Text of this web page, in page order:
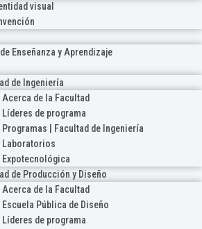
visual
Enseñanza y Aprendizaje
de Ingeniería
Acerca de la Facultad
Líderes de programa
Programas | Facultad de Ingeniería
Laboratorios
Expotecnológica
de Producción y Diseño
Acerca de la Facultad
Escuela Pública de Diseño
Líderes de programa